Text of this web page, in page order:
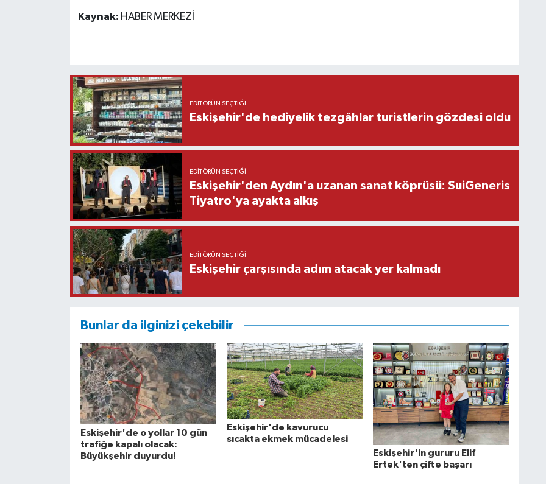
Kaynak: HABER MERKEZİ
EDITÖRÜN SEÇTIĞI
Eskişehir'de hediyelik tezgâhlar turistlerin gözdesi oldu
EDITÖRÜN SEÇTIĞI
Eskişehir'den Aydın'a uzanan sanat köprüsü: SuiGeneris
Tiyatro'ya ayakta alkış
EDITÖRÜN SEÇTIĞI
Eskişehir çarşısında adım atacak yer kalmadı
Bunlar da ilginizi çekebilir
Eskişehir'de o yollar 10 gün
trafiğe kapalı olacak:
Büyükşehir duyurdu!
Eskişehir'de kavurucu
sıcakta ekmek mücadelesi
Eskişehir'in gururu Elif
Ertek'ten çifte başarı